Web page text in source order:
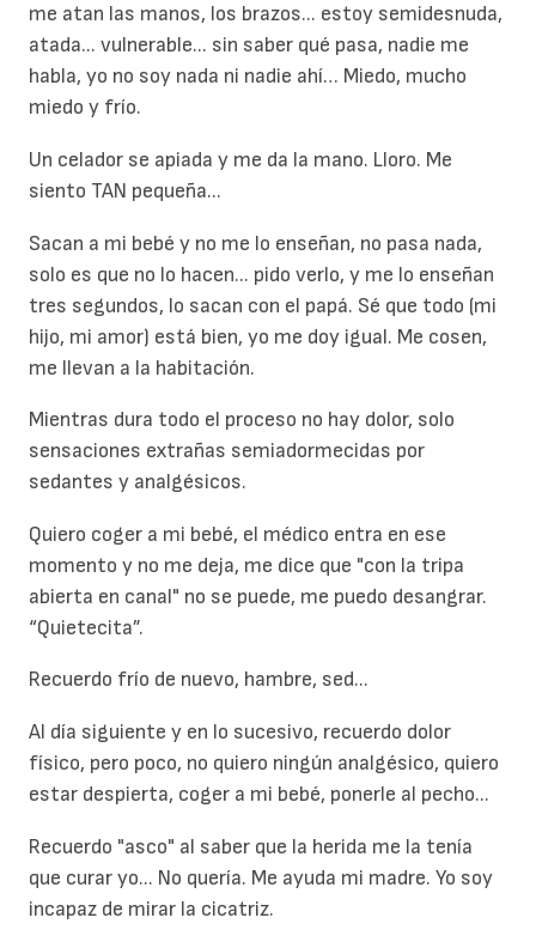
me atan las manos, los brazos... estoy semidesnuda,
atada... vulnerable... sin saber qué pasa, nadie me
habla, yo no soy nada ni nadie ahí… Miedo, mucho
miedo y frío.
Un celador se apiada y me da la mano. Lloro. Me
siento TAN pequeña...
Sacan a mi bebé y no me lo enseñan, no pasa nada,
solo es que no lo hacen... pido verlo, y me lo enseñan
tres segundos, lo sacan con el papá. Sé que todo (mi
hijo, mi amor) está bien, yo me doy igual. Me cosen,
me llevan a la habitación.
Mientras dura todo el proceso no hay dolor, solo
sensaciones extrañas semiadormecidas por
sedantes y analgésicos.
Quiero coger a mi bebé, el médico entra en ese
momento y no me deja, me dice que "con la tripa
abierta en canal" no se puede, me puedo desangrar.
“Quietecita”.
Recuerdo frío de nuevo, hambre, sed...
Al día siguiente y en lo sucesivo, recuerdo dolor
físico, pero poco, no quiero ningún analgésico, quiero
estar despierta, coger a mi bebé, ponerle al pecho...
Recuerdo "asco" al saber que la herida me la tenía
que curar yo... No quería. Me ayuda mi madre. Yo soy
incapaz de mirar la cicatriz.